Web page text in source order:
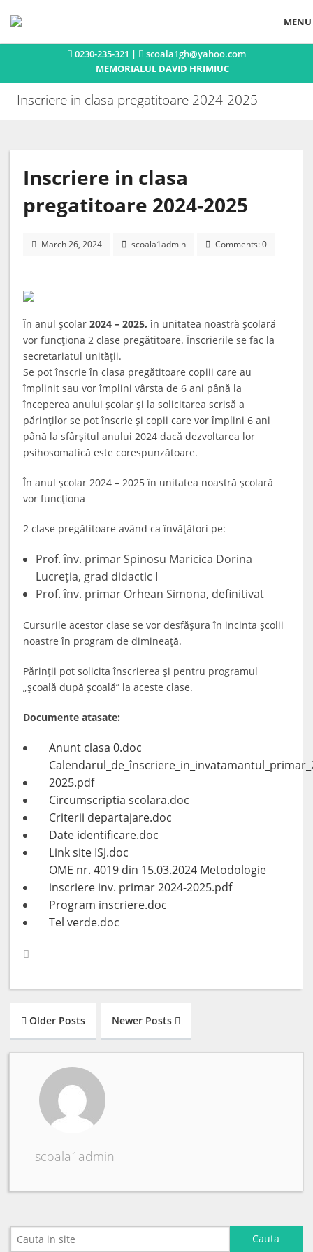
0230-235-321 |
scoala1gh@yahoo.com
MEMORIALUL DAVID HRIMIUC
MENU
Istoric
Concursuri si olimpiade
Contact
Inscriere in clasa pregatitoare 2024-2025
Inscriere in clasa
pregatitoare 2024-2025
March 26, 2024 scoala1admin Comments: 0
În anul şcolar 2024 – 2025, în unitatea noastră şcolară
vor funcţiona 2 clase pregătitoare. Înscrierile se fac la
secretariatul unităţii.
Se pot înscrie în clasa pregătitoare copiii care au
împlinit sau vor împlini vârsta de 6 ani până la
începerea anului şcolar şi la solicitarea scrisă a
părinţilor se pot înscrie şi copii care vor împlini 6 ani
până la sfârşitul anului 2024 dacă dezvoltarea lor
psihosomatică este corespunzătoare.
În anul şcolar 2024 – 2025 în unitatea noastră şcolară
vor funcţiona
2 clase pregătitoare având ca învăţători pe:
Prof. înv. primar Spinosu Maricica Dorina
Lucreția, grad didactic I
Prof. înv. primar Orhean Simona, definitivat
Cursurile acestor clase se vor desfăşura în incinta şcolii
noastre în program de dimineaţă.
Părinţii pot solicita înscrierea şi pentru programul
„şcoală după şcoală” la aceste clase.
Documente atasate:
Anunt clasa 0.doc
2025.pdf
Circumscriptia scolara.doc
Criterii departajare.doc
Date identificare.doc
Link site ISJ.doc
OME nr. 4019 din 15.03.2024 Metodologie
inscriere inv. primar 2024-2025.pdf
Program inscriere.doc
Tel verde.doc
Older Posts Newer Posts
scoala1admin